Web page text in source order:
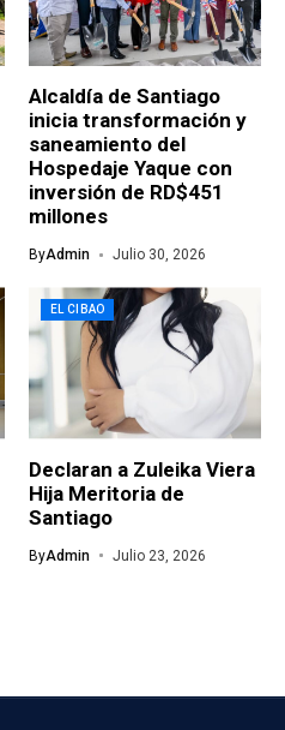
Alcaldía de Santiago
inicia transformación y
saneamiento del
Hospedaje Yaque con
inversión de RD$451
millones
ByAdmin Julio 30, 2026
EL CIBAO
Declaran a Zuleika Viera
Hija Meritoria de
Santiago
ByAdmin Julio 23, 2026